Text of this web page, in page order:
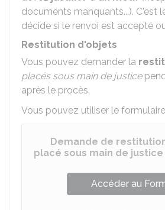
documents manquants...). C'est
décide si le renvoi est accepté
Restitution d'objets
Vous pouvez demander la
placés sous main de justice
après le procès.
Vous pouvez utiliser le
Demande de
placé sous main de justice
Accéder au